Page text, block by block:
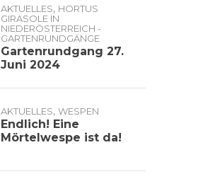
AKTUELLES, HORTUS
GIRASOLE IN
NIEDERÖSTERREICH -
GARTENRUNDGÄNGE
Gartenrundgang 27.
Juni 2024
AKTUELLES, WESPEN
Endlich! Eine
Mörtelwespe ist da!